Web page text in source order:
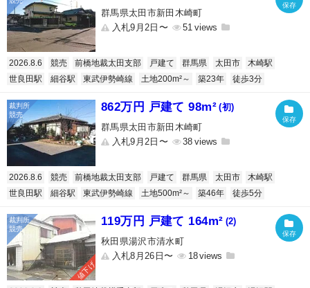
群馬県太田市新田木崎町
入札9月2日〜
51
2026.8.6 競売 前橋地裁太田支部 戸建て 群馬県 太田市
木崎駅
世良田駅
細谷駅 東武伊勢崎線 土地200m²～ 築23年 徒歩3分
862万円 戸建て 98m² (初)
群馬県太田市新田木崎町
入札9月2日〜
38
2026.8.6 競売 前橋地裁太田支部 戸建て 群馬県 太田市
木崎駅
世良田駅
細谷駅 東武伊勢崎線 土地500m²～ 築46年 徒歩5分
値下げ
119万円 戸建て 164m² (2)
秋田県湯沢市清水町
入札8月26日〜
18